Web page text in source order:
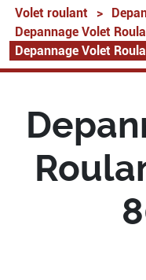
Volet roulant >
Depannage Volet
Depannage Volet